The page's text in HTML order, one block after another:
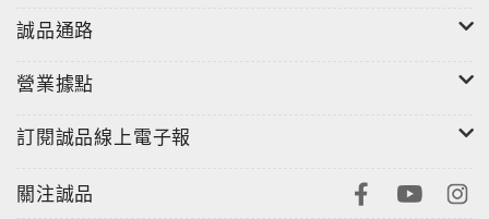
誠品通路
營業據點
訂閱誠品線上電子報
關注誠品